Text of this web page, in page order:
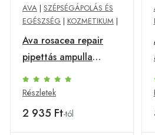
AVA | SZÉPSÉGÁPOLÁS ÉS
EGÉSZSÉG | KOZMETIKUM |
Ava rosacea repair
pipettás ampulla
rozaceás bőrre 30 ml
Részletek
2 935 Ft-tól